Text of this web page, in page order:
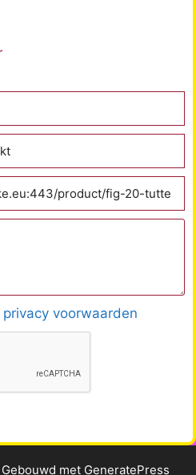
privacy voorwaarden
Gebouwd met GeneratePress